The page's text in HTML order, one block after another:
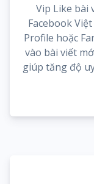
Vip Like bài
Facebook
Profile hoặc
vào bài viết
giúp tăng độ